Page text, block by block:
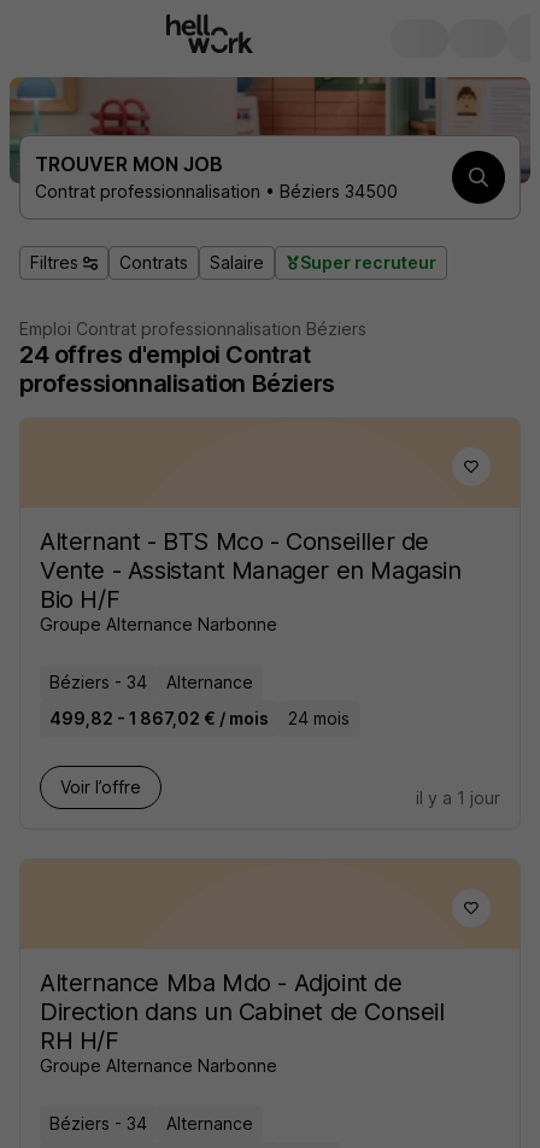
TROUVER MON JOB
Contrat professionnalisation • Béziers 34500
Filtres Contrats Salaire Super recruteur
Emploi Contrat professionnalisation Béziers
24 offres d'emploi Contrat
professionnalisation Béziers
Alternant - BTS Mco - Conseiller de
Vente - Assistant Manager en Magasin
Bio H/F
Groupe Alternance Narbonne
Béziers - 34
Alternance
499,82 - 1 867,02 € / mois
24 mois
Voir l’offre
il y a 1 jour
Alternance Mba Mdo - Adjoint de
Direction dans un Cabinet de Conseil
RH H/F
Groupe Alternance Narbonne
Béziers - 34
Alternance